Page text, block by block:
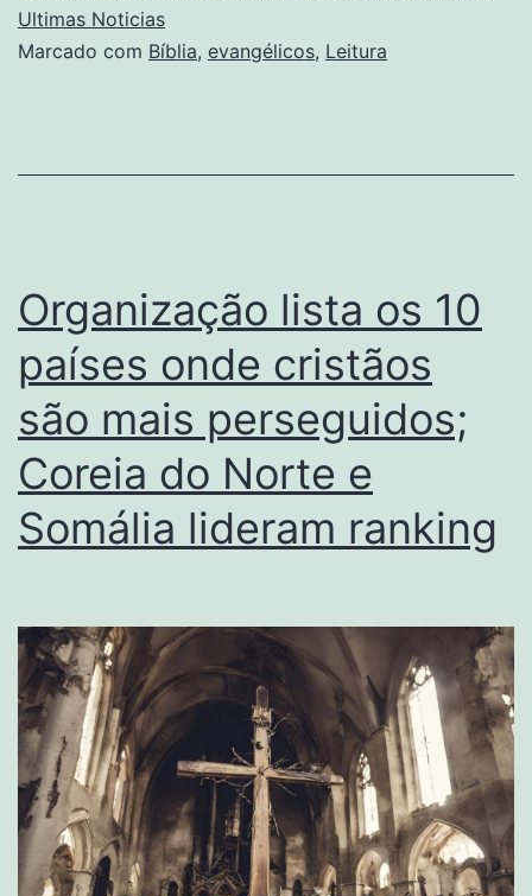
Ultimas Noticias
Marcado com Bíblia, evangélicos, Leitura
Organização lista os 10
países onde cristãos
são mais perseguidos;
Coreia do Norte e
Somália lideram ranking